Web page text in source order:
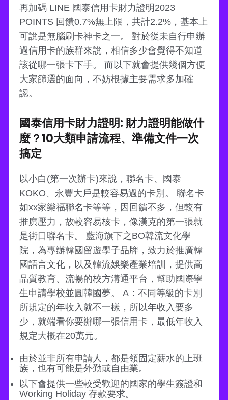
再加碼 LINE 國泰信用卡財力證明2023
POINTS 回饋0.7%無上限，共計2.2%，基本上
可說是無腦刷卡神卡之一。 對於從未自行申辦
過信用卡的族群來說，相信多少會覺得不知道
該從哪一張卡下手。 而以下就會提供幾個方便
大家篩選的面向，不妨根據主要需求多加確
認。
國泰信用卡財力證明: 財力證明能做什
麼？10大類申請流程、準備文件一次
搞定
以小白(第一次辦卡)來說，聯名卡、國泰
KOKO、永豐大戶是較容易過的卡別。 聯名卡
如xx家樂福聯名卡等等，因回饋不多，但較有
推廣壓力，故較容易核卡，像漢克的第一張就
是街口聯名卡。 藍海旗下之BO韓流文化學
院，為專辦韓國留遊學子品牌，致力於推廣韓
國語言文化，以及韓流娛樂產業培訓，提供高
品質教育、流暢的校方溝通平台，幫助國際學
生申請學校並圓韓國夢。 A：不同等級的卡別
所規定的年收入就不一樣，所以年收入要多
少，就端看你要辦哪一張信用卡，最低年收入
規定大概在20萬元。
由於並非所有申請人，都是領固定薪水的上班
族，也有可能是外勤或自由業。
以下會提供一些較受歡迎的國家的學生簽證和
Working Holiday 存款要求。